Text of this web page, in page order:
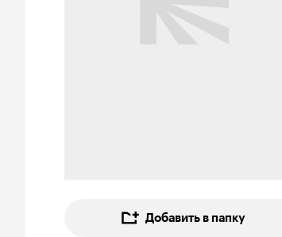
Добавить в папку